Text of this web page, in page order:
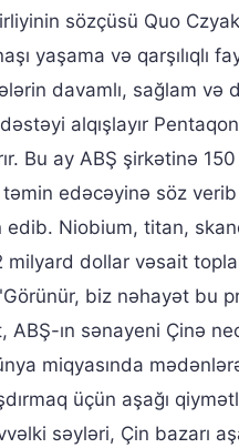
sözçüsü Quo
yaşama və qarşılıqlı
davamlı, sağlam və
alqışlayır
Bu ay ABŞ şirkətinə
təmin edəcəyinə söz
edib. Niobium, titan,
dollar vəsait
biz nəhayət bu
ABŞ-ın sənayeni Çinə
miqyasında
üçün aşağı
səyləri, Çin bazarı